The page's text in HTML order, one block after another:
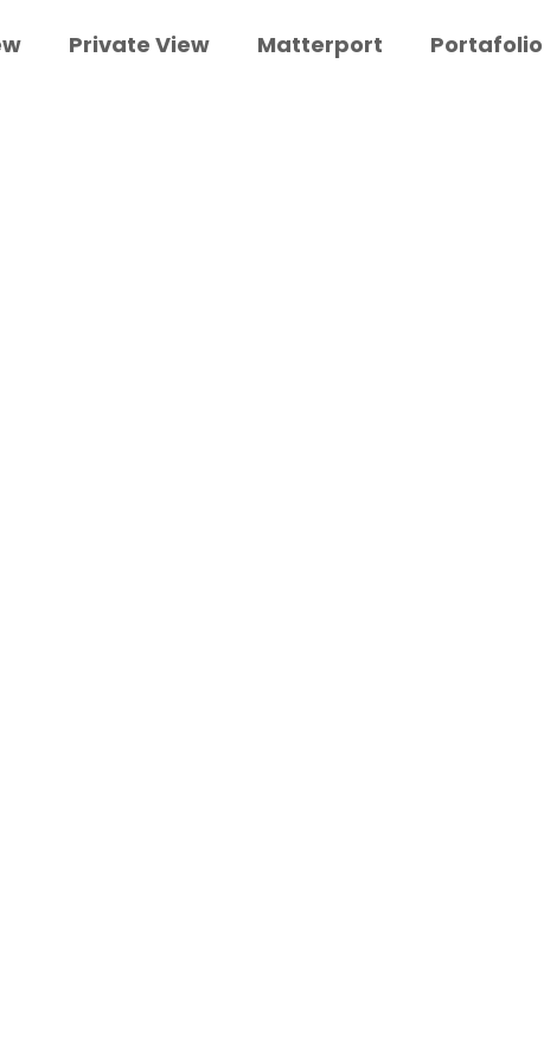
Private View Matterport Portafolio